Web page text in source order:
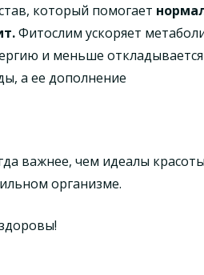
который помогает
Фитослим ускоряет
и меньше
а ее дополнение
важнее, чем идеалы
организме.